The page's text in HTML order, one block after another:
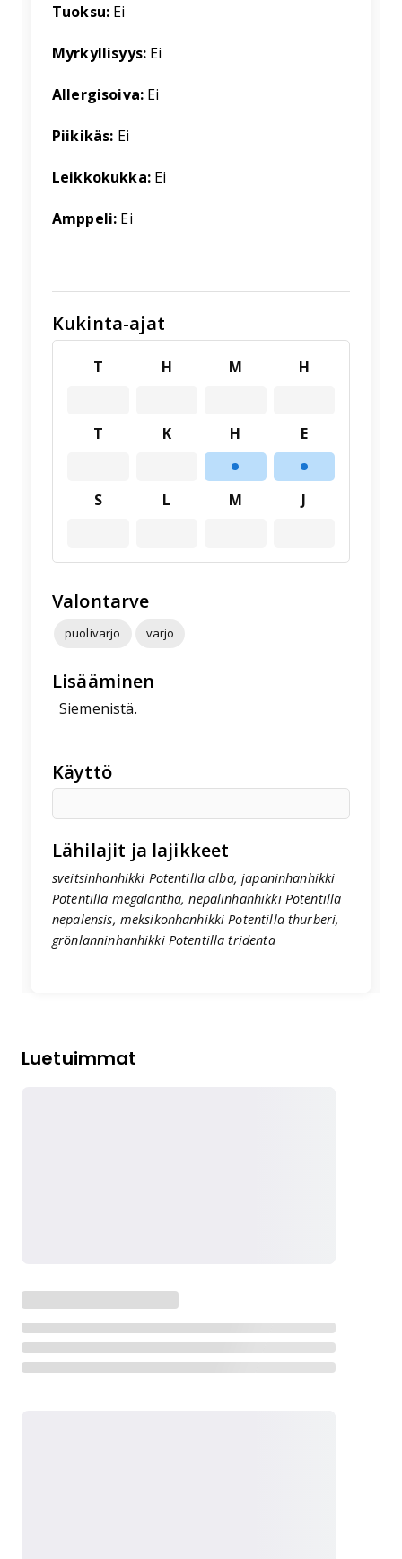
Tuoksu: Ei
Myrkyllisyys: Ei
Allergisoiva: Ei
Piikikäs: Ei
Leikkokukka: Ei
Amppeli: Ei
Kukinta-ajat
T H M H
T K H E
S L M J
Valontarve
puolivarjo varjo
Lisääminen
Siemenistä.
Käyttö
Lähilajit ja lajikkeet
sveitsinhanhikki Potentilla alba, japaninhanhikki
Potentilla megalantha, nepalinhanhikki Potentilla
nepalensis, meksikonhanhikki Potentilla thurberi,
grönlanninhanhikki Potentilla tridenta
Luetuimmat